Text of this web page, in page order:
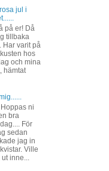
jul i
på er! Då
tillbaka
Har varit på
hos
och mina
hämtat
ni
bra
För
sedan
jag in
Ville
inne...